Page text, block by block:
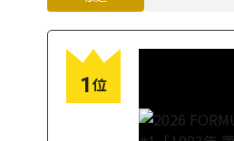
1位